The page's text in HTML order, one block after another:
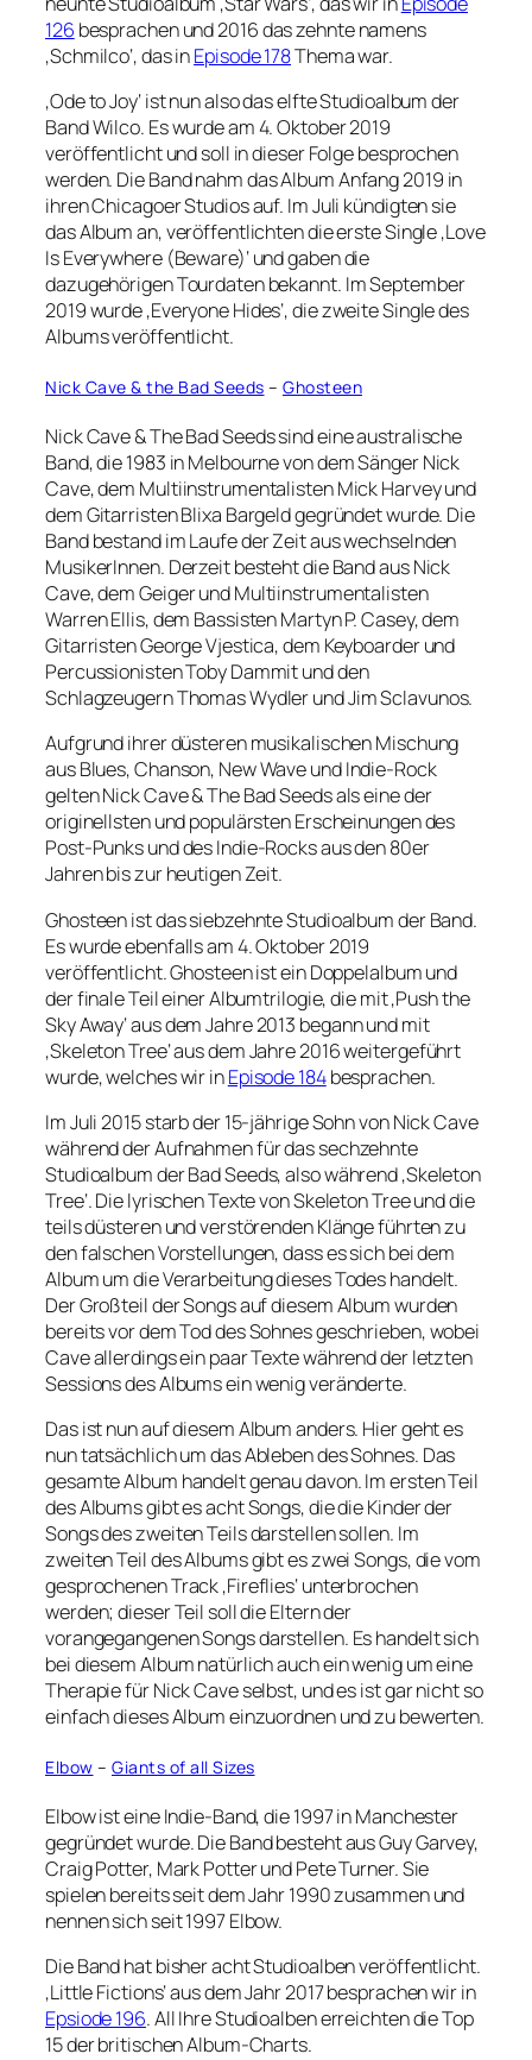
126 besprachen und 2016 das zehnte namens
‚Schmilco‘, das inEpisode 178Thema war.
‚Ode to Joy‘ ist nun also das elfte Studioalbum der
Band Wilco. Es wurde am 4. Oktober 2019
veröffentlicht und soll in dieser Folge besprochen
werden. Die Band nahm das Album Anfang 2019 in
ihren Chicagoer Studios auf. Im Juli kündigten sie
das Album an, veröffentlichten die erste Single ‚Love
Is Everywhere (Beware)‘ und gaben die
dazugehörigen Tourdaten bekannt. Im September
2019 wurde ‚Everyone Hides‘, die zweite Single des
Albums veröffentlicht.
Nick Cave & the Bad Seeds – Ghosteen
Nick Cave & The Bad Seeds sind eine australische
Band, die 1983 in Melbourne von dem Sänger Nick
Cave, dem Multiinstrumentalisten Mick Harvey und
dem Gitarristen Blixa Bargeld gegründet wurde. Die
Band bestand im Laufe der Zeit aus wechselnden
MusikerInnen. Derzeit besteht die Band aus Nick
Cave, dem Geiger und Multiinstrumentalisten
Warren Ellis, dem Bassisten Martyn P. Casey, dem
Gitarristen George Vjestica, dem Keyboarder und
Percussionisten Toby Dammit und den
Schlagzeugern Thomas Wydler und Jim Sclavunos.
Aufgrund ihrer düsteren musikalischen Mischung
aus Blues, Chanson, New Wave und Indie-Rock
gelten Nick Cave & The Bad Seeds als eine der
originellsten und populärsten Erscheinungen des
Post-Punks und des Indie-Rocks aus den 80er
Jahren bis zur heutigen Zeit.
Ghosteen ist das siebzehnte Studioalbum der Band.
Es wurde ebenfalls am 4. Oktober 2019
veröffentlicht. Ghosteen ist ein Doppelalbum und
der finale Teil einer Albumtrilogie, die mit ‚Push the
Sky Away‘ aus dem Jahre 2013 begann und mit
‚Skeleton Tree‘ aus dem Jahre 2016 weitergeführt
wurde, welches wir inEpisode 184besprachen.
Im Juli 2015 starb der 15-jährige Sohn von Nick Cave
während der Aufnahmen für das sechzehnte
Studioalbum der Bad Seeds, also während ‚Skeleton
Tree‘. Die lyrischen Texte von Skeleton Tree und die
teils düsteren und verstörenden Klänge führten zu
den falschen Vorstellungen, dass es sich bei dem
Album um die Verarbeitung dieses Todes handelt.
Der Großteil der Songs auf diesem Album wurden
bereits vor dem Tod des Sohnes geschrieben, wobei
Cave allerdings ein paar Texte während der letzten
Sessions des Albums ein wenig veränderte.
Das ist nun auf diesem Album anders. Hier geht es
nun tatsächlich um das Ableben des Sohnes. Das
gesamte Album handelt genau davon. Im ersten Teil
des Albums gibt es acht Songs, die die Kinder der
Songs des zweiten Teils darstellen sollen. Im
zweiten Teil des Albums gibt es zwei Songs, die vom
gesprochenen Track ‚Fireflies‘ unterbrochen
werden; dieser Teil soll die Eltern der
vorangegangenen Songs darstellen. Es handelt sich
bei diesem Album natürlich auch ein wenig um eine
Therapie für Nick Cave selbst, und es ist gar nicht so
einfach dieses Album einzuordnen und zu bewerten.
Elbow – Giants of all Sizes
Elbow ist eine Indie-Band, die 1997 in Manchester
gegründet wurde. Die Band besteht aus Guy Garvey,
Craig Potter, Mark Potter und Pete Turner. Sie
spielen bereits seit dem Jahr 1990 zusammen und
nennen sich seit 1997 Elbow.
Die Band hat bisher acht Studioalben veröffentlicht.
‚Little Fictions‘ aus dem Jahr 2017 besprachen wir in
Epsiode 196. All Ihre Studioalben erreichten die Top
15 der britischen Album-Charts.